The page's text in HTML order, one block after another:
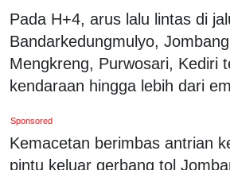
Pada H+4, arus lalu lintas di
Bandarkedungmulyo,
Mengkreng, Purwosari, Kediri
kendaraan hingga lebih dari
Sponsored
Kemacetan berimbas antrian
pintu keluar gerbang tol